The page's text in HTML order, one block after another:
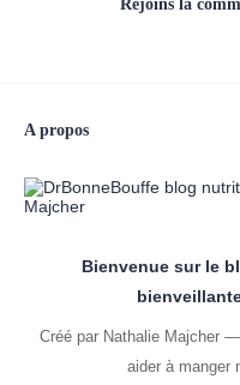
Rejoins la
A propos
Bienvenue sur le
Créé par Nathalie Majcher
aider à manger